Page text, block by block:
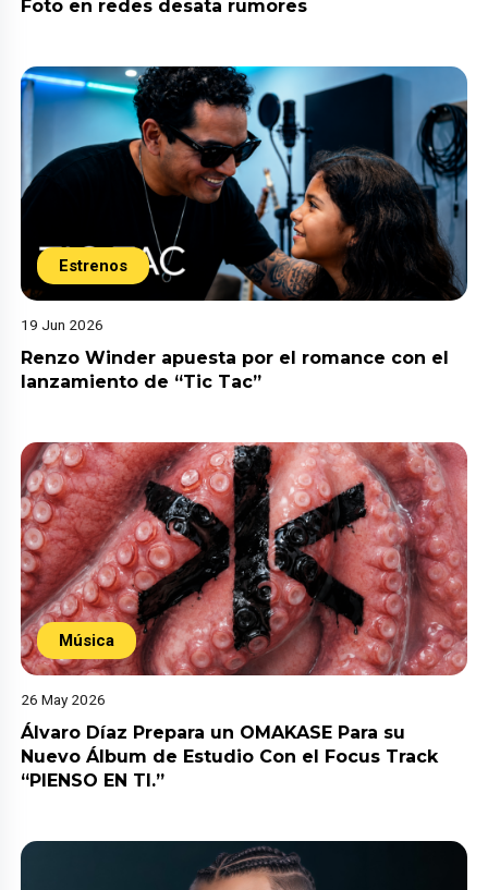
Foto en redes desata rumores
Estrenos
19 Jun 2026
Renzo Winder apuesta por el romance con el
lanzamiento de “Tic Tac”
Música
26 May 2026
Álvaro Díaz Prepara un OMAKASE Para su
Nuevo Álbum de Estudio Con el Focus Track
“PIENSO EN TI.”